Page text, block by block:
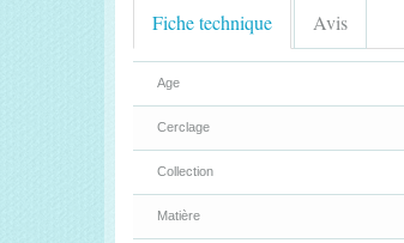
Fiche technique Avis
Age
Cerclage
Collection
Matière